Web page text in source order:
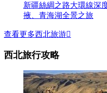
新疆絲綢之路大環線深
掖、青海湖全景之旅
查看更多西北旅游
西北旅行攻略